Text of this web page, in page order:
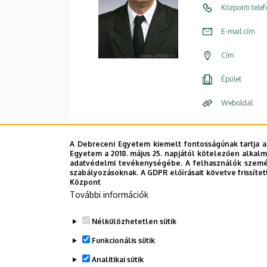
Központi
E-mail cím
Cím
Épület
Weboldal
Leírás
Önéletrajz
CV Eng
A Debreceni Egyetem kiemelt fontosságúnak
Egyetem a 2018. május 25. napjától kötelezően
adatvédelmi tevékenységébe. A felhasználók
szabályozásoknak. A GDPR előírásait követve
Központ
További információk
Nélkülözhetetlen sütik
Funkcionális sütik
Analitikai sütik